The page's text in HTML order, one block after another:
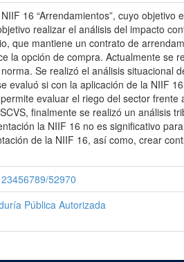
16 “Arrendamientos”, cuyo
realizar el análisis del impacto
que mantiene un contrato de
la opción de compra. Actualmente se
Se realizó el análisis situacional
evaluó si con la aplicación de la NIIF
evaluar el riego del sector
finalmente se realizó un análisis
la NIIF 16 no es significativo
de la NIIF 16, así como, crear
52970
Pública Autorizada